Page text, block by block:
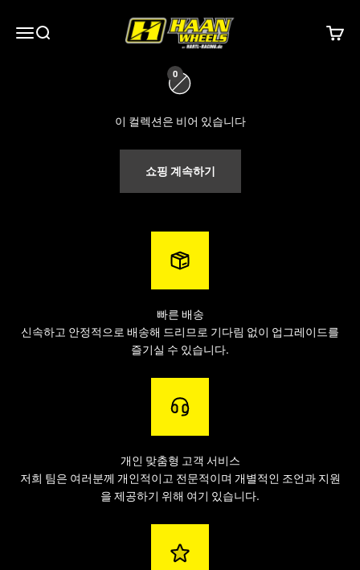
메뉴검색
하안 휠즈
장바
0
는 모든 스포크 휠을 위한 최고의 선택입니다.
Alpina tubeless Wheels, JoNich Wheels, FaBa Wheels,
나보실 수 있습니다 . 모든 휠은 개별 맞춤 구성이 가능하며, 다양한
0
이 컬렉션은 비어 있습니다
쇼핑 계속하기
빠른 배송
신속하고 안정적으로 배송해 드리므로 기다림 없이 업그레이드를
즐기실 수 있습니다.
개인 맞춤형 고객 서비스
저희 팀은 여러분께 개인적이고 전문적이며 개별적인 조언과 지원
을 제공하기 위해 여기 있습니다.